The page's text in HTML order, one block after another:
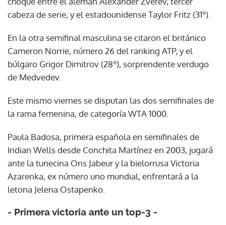
cabeza de serie, y el estadounidense Taylor Fritz (31º).
En la otra semifinal masculina se citaron el británico
Cameron Norrie, número 26 del ranking ATP, y el
búlgaro Grigor Dimitrov (28º), sorprendente verdugo
de Medvedev.
Este mismo viernes se disputan las dos semifinales de
la rama femenina, de categoría WTA 1000.
Paula Badosa, primera española en semifinales de
Indian Wells desde Conchita Martínez en 2003, jugará
ante la tunecina Ons Jabeur y la bielorrusa Victoria
Azarenka, ex número uno mundial, enfrentará a la
letona Jelena Ostapenko.
- Primera victoria ante un top-3 -